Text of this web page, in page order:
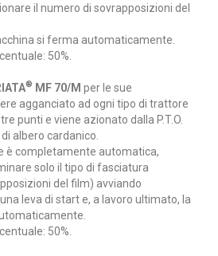
il numero di sovrapposizioni del
si ferma automaticamente.
50%.
® MF 70/M per le sue
agganciato ad ogni tipo di trattore
punti e viene azionato dalla P.T.O.
albero cardanico.
è completamente automatica,
solo il tipo di fasciatura
del film) avviando
leva di start e, a lavoro ultimato, la
50%.